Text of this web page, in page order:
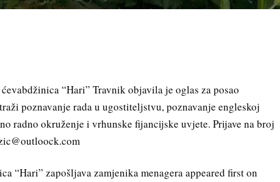
“Hari” Travnik objavila je oglas za posao
poznavanje rada u ugostiteljstvu, poznavanje engleskoj
radno okruženje i vrhunske fijancijske uvjete. Prijave na broj
“Hari” zapošljava zamjenika menagera appeared first on